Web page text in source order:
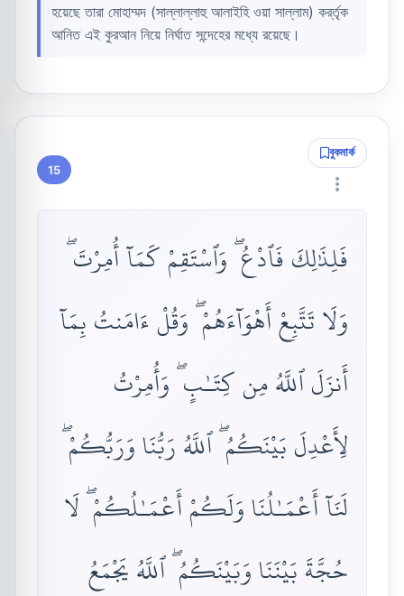
হয়েছে তারা মোহাম্মদ (সাল্লাল্লাহু আলাইহি ওয়া সাল্লাম) কর্র্তৃক
আনিত এই কুরআন নিয়ে নির্ঘাত সন্দেহের মধ্যে রয়েছে।
15
বুকমার্ক
فَلِذَٰلِكَ فَٱدْعُ ۖ وَٱسْتَقِمْ كَمَآ أُمِرْتَ ۖ
وَلَا تَتَّبِعْ أَهْوَآءَهُمْ ۖ وَقُلْ ءَامَنتُ بِمَآ
أَنزَلَ ٱللَّهُ مِن كِتَـٰبٍ ۖ وَأُمِرْتُ
لِأَعْدِلَ بَيْنَكُمُ ۖ ٱللَّهُ رَبُّنَا وَرَبُّكُمْ ۖ
لَنَآ أَعْمَـٰلُنَا وَلَكُمْ أَعْمَـٰلُكُمْ ۖ لَا
حُجَّةَ بَيْنَنَا وَبَيْنَكُمُ ۖ ٱللَّهُ يَجْمَعُ